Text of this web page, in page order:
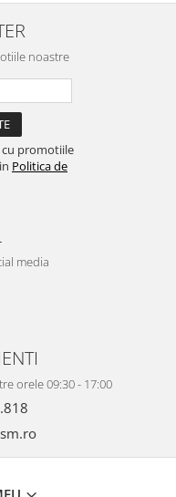
noastre
cu promotiile
Politica de
media
orele 09:30 - 17:00